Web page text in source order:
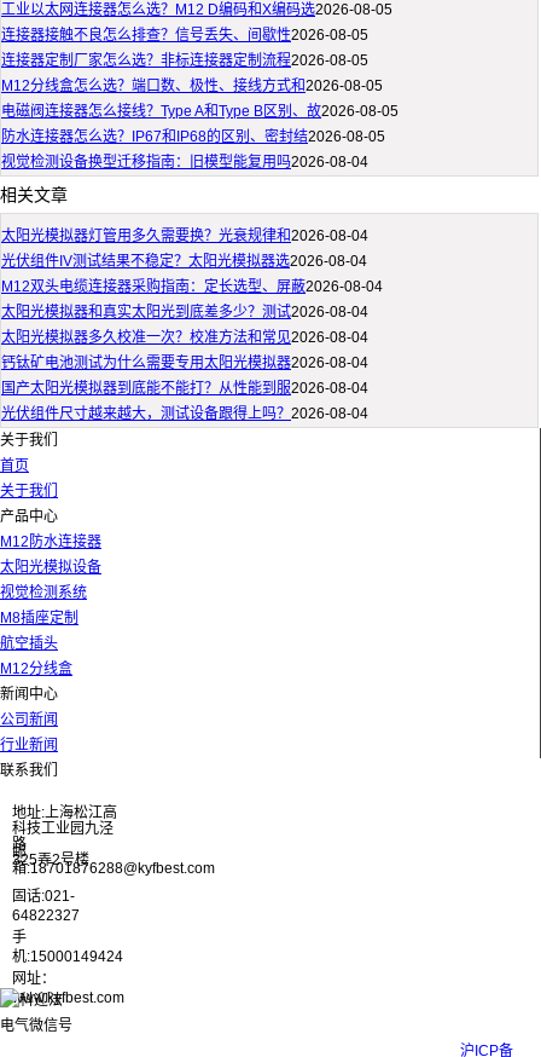
工业以太网连接器怎么选？M12 D编码和X编码选2026-08-05
连接器接触不良怎么排查？信号丢失、间歇性2026-08-05
连接器定制厂家怎么选？非标连接器定制流程2026-08-05
M12分线盒怎么选？端口数、极性、接线方式和2026-08-05
电磁阀连接器怎么接线？Type A和Type B区别、故2026-08-05
防水连接器怎么选？IP67和IP68的区别、密封结2026-08-05
视觉检测设备换型迁移指南：旧模型能复用吗2026-08-04
相关文章
太阳光模拟器灯管用多久需要换？光衰规律和2026-08-04
光伏组件IV测试结果不稳定？太阳光模拟器选2026-08-04
M12双头电缆连接器采购指南：定长选型、屏蔽2026-08-04
太阳光模拟器和真实太阳光到底差多少？测试2026-08-04
太阳光模拟器多久校准一次？校准方法和常见2026-08-04
钙钛矿电池测试为什么需要专用太阳光模拟器2026-08-04
国产太阳光模拟器到底能不能打？从性能到服2026-08-04
光伏组件尺寸越来越大，测试设备跟得上吗？ 2026-08-04
关于我们
首页
关于我们
产品中心
M12防水连接器
太阳光模拟设备
视觉检测系统
M8插座定制
航空插头
M12分线盒
新闻中心
公司新闻
行业新闻
联系我们
地址:上海松江高
科技工业园九泾
路
325弄2号楼
邮
箱:18701876288@kyfbest.com
固话:021-
64822327
手
机:15000149424
网址：
www.kyfbest.com
沪ICP备